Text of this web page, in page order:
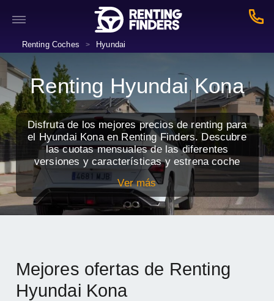
Renting Coches > Hyundai
Renting Hyundai Kona
Disfruta de los mejores precios de renting para
el Hyundai Kona en Renting Finders. Descubre
las cuotas mensuales de las diferentes
versiones y características y estrena coche
nuevo con todos los servicios incluidos.
Ver más
Mejores ofertas de Renting
Hyundai Kona